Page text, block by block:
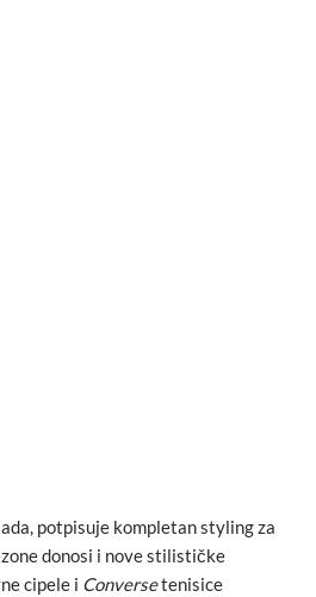
potpisuje kompletan styling za
donosi i nove stilističke
cipele i Conversetenisice